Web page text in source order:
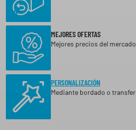
MEJORES OFERTAS
Mejores precios del mercado
PERSONALIZACIÓN
Mediante bordado o transfer